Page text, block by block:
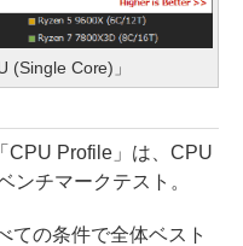
(Single Core)」
Profile」は、CPU
ンチマークテスト。
の条件で全体ベスト